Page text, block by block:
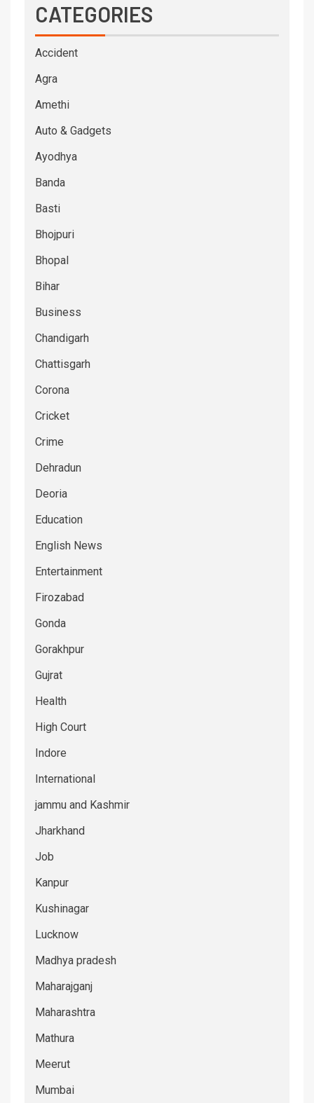
CATEGORIES
Accident
Agra
Amethi
Auto & Gadgets
Ayodhya
Banda
Basti
Bhojpuri
Bhopal
Bihar
Business
Chandigarh
Chattisgarh
Corona
Cricket
Crime
Dehradun
Deoria
Education
English News
Entertainment
Firozabad
Gonda
Gorakhpur
Gujrat
Health
High Court
Indore
International
jammu and Kashmir
Jharkhand
Job
Kanpur
Kushinagar
Lucknow
Madhya pradesh
Maharajganj
Maharashtra
Mathura
Meerut
Mumbai